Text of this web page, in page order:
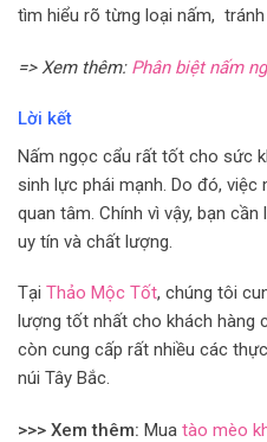
tìm hiểu rõ từng loại nấm,
=> Xem thêm: Phân biệt nấm
Lời kết
Nấm ngọc cẩu rất tốt cho sức
sinh lực phái mạnh. Do đó,
quan tâm. Chính vì vậy, bạn
uy tín và chất lượng.
Tại Thảo Mộc Tốt, chúng tôi
lượng tốt nhất cho khách hàng
còn cung cấp rất nhiều các
núi Tây Bắc.
>>> Xem thêm: Mua tào mèo